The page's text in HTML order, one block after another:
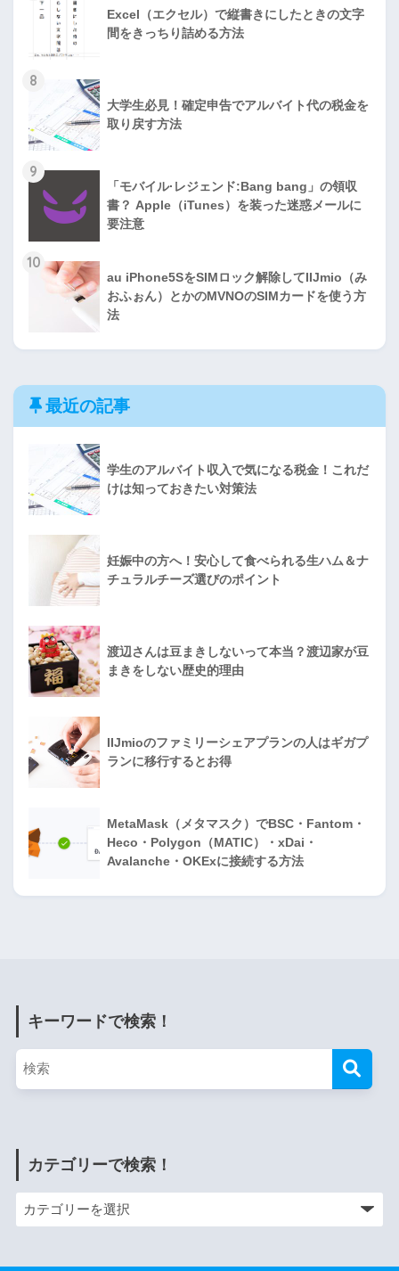
Excel（エクセル）で縦書きにしたときの文字
間をきっちり詰める方法
8
大学生必見！確定申告でアルバイト代の税金を
取り戻す方法
9
「モバイル·レジェンド:Bang bang」の領収
書？ Apple（iTunes）を装った迷惑メールに
要注意
10
au iPhone5SをSIMロック解除してIIJmio（み
おふぉん）とかのMVNOのSIMカードを使う方
法
最近の記事
学生のアルバイト収入で気になる税金！これだ
けは知っておきたい対策法
妊娠中の方へ！安心して食べられる生ハム＆ナ
チュラルチーズ選びのポイント
渡辺さんは豆まきしないって本当？渡辺家が豆
まきをしない歴史的理由
IIJmioのファミリーシェアプランの人はギガプ
ランに移行するとお得
MetaMask（メタマスク）でBSC・Fantom・
Heco・Polygon（MATIC）・xDai・
Avalanche・OKExに接続する方法
キーワードで検索！
カテゴリーで検索！